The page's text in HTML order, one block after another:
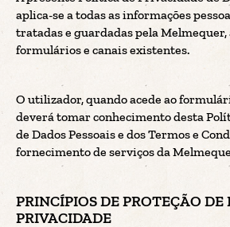
aplica-se a todas as informações
tratadas e guardadas pela
formulários e canais existentes.
O utilizador, quando acede ao
deverá tomar conhecimento desta
de Dados Pessoais e dos Termos e
fornecimento de serviços da
PRINCÍPIOS DE PROTEÇÃO DE
PRIVACIDADE